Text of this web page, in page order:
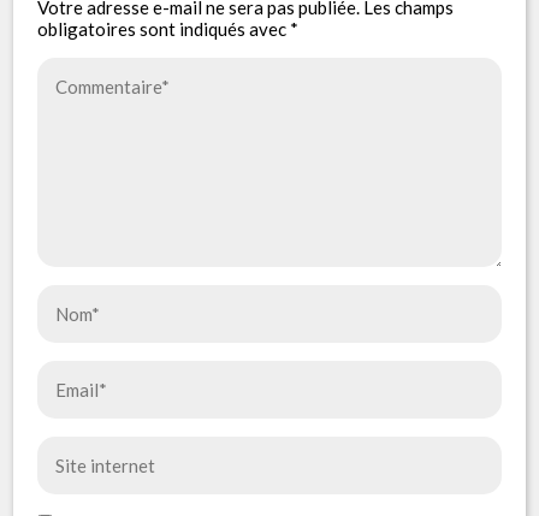
Votre adresse e-mail ne sera pas publiée. Les champs
obligatoires sont indiqués avec *